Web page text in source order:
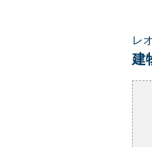
レ
建